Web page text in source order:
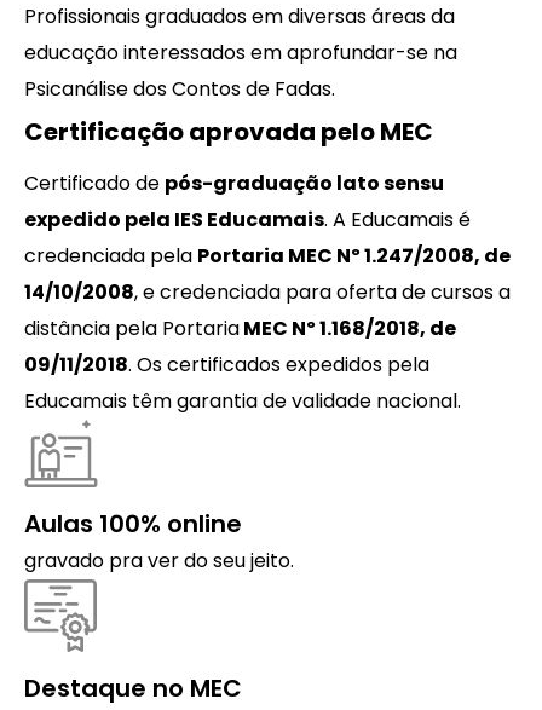
Profissionais graduados em diversas áreas da
educação interessados em aprofundar-se na
Psicanálise dos Contos de Fadas.
Certificação aprovada pelo MEC
Certificado de pós-graduação lato sensu
expedido pela IES Educamais. A Educamais é
credenciada pela Portaria MEC Nº 1.247/2008, de
14/10/2008, e credenciada para oferta de cursos a
distância pela PortariaMEC Nº 1.168/2018, de
09/11/2018. Os certificados expedidos pela
Educamais têm garantia de validade nacional.
Aulas 100% online
gravado pra ver do seu jeito.
Destaque no MEC